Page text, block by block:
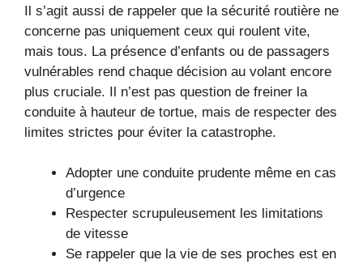
Il s’agit aussi de rappeler que la sécurité routière ne
concerne pas uniquement ceux qui roulent vite,
mais tous. La présence d’enfants ou de passagers
vulnérables rend chaque décision au volant encore
plus cruciale. Il n’est pas question de freiner la
conduite à hauteur de tortue, mais de respecter des
limites strictes pour éviter la catastrophe.
Adopter une conduite prudente même en cas
d’urgence
Respecter scrupuleusement les limitations
de vitesse
Se rappeler que la vie de ses proches est en